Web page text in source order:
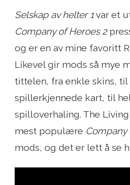
Selskap av helter 1var et
Company of Heroes 2
og er en av mine favoritt
Likevel gir mods så mye
tittelen, fra enkle skins,
spillerkjennede kart, til
spilloverhaling. The
mest populære Company
mods, og det er lett å se